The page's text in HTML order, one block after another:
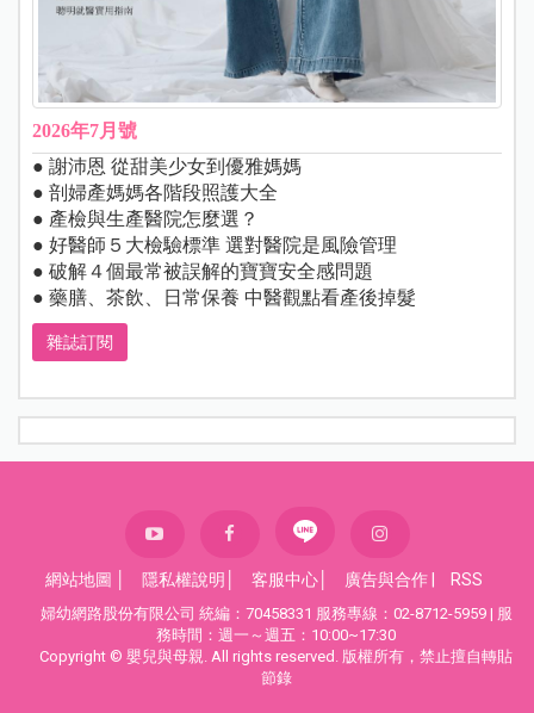
2026年7月號
● 謝沛恩 從甜美少女到優雅媽媽
● 剖婦產媽媽各階段照護大全
● 產檢與生產醫院怎麼選？
● 好醫師５大檢驗標準 選對醫院是風險管理
● 破解４個最常被誤解的寶寶安全感問題
● 藥膳、茶飲、日常保養 中醫觀點看產後掉髮
雜誌訂閱
網站地圖 隱私權說明 客服中心 廣告與合作 RSS
婦幼網路股份有限公司 統編：70458331 服務專線：02-8712-5959 | 服
務時間：週一～週五：10:00~17:30
Copyright © 嬰兒與母親. All rights reserved. 版權所有，禁止擅自轉貼
節錄